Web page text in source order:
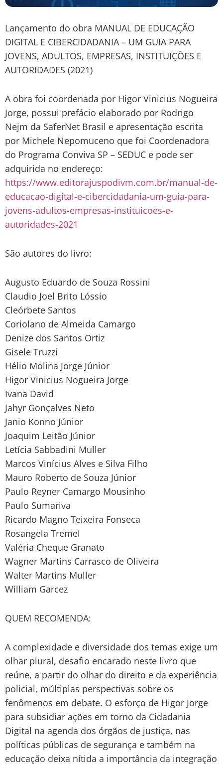
Lançamento do obra MANUAL DE EDUCAÇÃO
DIGITAL E CIBERCIDADANIA – UM GUIA PARA
JOVENS, ADULTOS, EMPRESAS, INSTITUIÇÕES E
AUTORIDADES (2021)
A obra foi coordenada por Higor Vinicius Nogueira
Jorge, possui prefácio elaborado por Rodrigo
Nejm da SaferNet Brasil e apresentação escrita
por Michele Nepomuceno que foi Coordenadora
do Programa Conviva SP – SEDUC e pode ser
adquirida no endereço:
https://www.editorajuspodivm.com.br/manual-de-
educacao-digital-e-cibercidadania-um-guia-para-
jovens-adultos-empresas-instituicoes-e-
autoridades-2021
São autores do livro:
Augusto Eduardo de Souza Rossini
Claudio Joel Brito Lóssio
Cleórbete Santos
Coriolano de Almeida Camargo
Denize dos Santos Ortiz
Gisele Truzzi
Hélio Molina Jorge Júnior
Higor Vinicius Nogueira Jorge
Ivana David
Jahyr Gonçalves Neto
Janio Konno Júnior
Joaquim Leitão Júnior
Letícia Sabbadini Muller
Marcos Vinícius Alves e Silva Filho
Mauro Roberto de Souza Júnior
Paulo Reyner Camargo Mousinho
Paulo Sumariva
Ricardo Magno Teixeira Fonseca
Rosangela Tremel
Valéria Cheque Granato
Wagner Martins Carrasco de Oliveira
Walter Martins Muller
William Garcez
QUEM RECOMENDA:
A complexidade e diversidade dos temas exige um
olhar plural, desafio encarado neste livro que
reúne, a partir do olhar do direito e da experiência
policial, múltiplas perspectivas sobre os
fenômenos em debate. O esforço de Higor Jorge
para subsidiar ações em torno da Cidadania
Digital na agenda dos órgãos de justiça, nas
políticas públicas de segurança e também na
educação deixa nítida a importância da integração